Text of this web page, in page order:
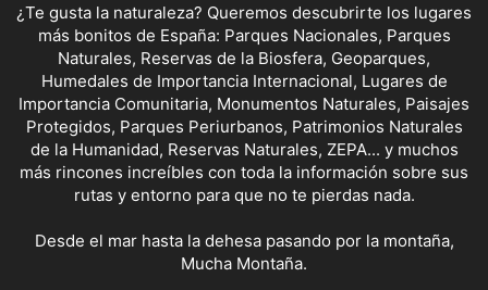
¿Te gusta la naturaleza? Queremos descubrirte los lugares
más bonitos de España: Parques Nacionales, Parques
Naturales, Reservas de la Biosfera, Geoparques,
Humedales de Importancia Internacional, Lugares de
Importancia Comunitaria, Monumentos Naturales, Paisajes
Protegidos, Parques Periurbanos, Patrimonios Naturales
de la Humanidad, Reservas Naturales, ZEPA... y muchos
más rincones increíbles con toda la información sobre sus
rutas y entorno para que no te pierdas nada.
Desde el mar hasta la dehesa pasando por la montaña,
Mucha Montaña.